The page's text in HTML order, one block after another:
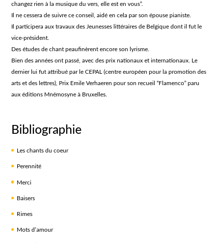
changez rien à la musique du vers, elle est en vous”.
Il ne cessera de suivre ce conseil, aidé en cela par son épouse pianiste.
Il participera aux travaux des Jeunesses littéraires de Belgique dont il fut le
vice-président.
Des études de chant peaufinèrent encore son lyrisme.
Bien des années ont passé, avec des prix nationaux et internationaux. Le
dernier lui fut attribué par le CEPAL (centre européen pour la promotion des
arts et des lettres), Prix Emile Verhaeren pour son recueil “Flamenco” paru
aux éditions Mnémosyne à Bruxelles.
Bibliographie
Les chants du coeur
Perennité
Merci
Baisers
Rimes
Mots d’amour